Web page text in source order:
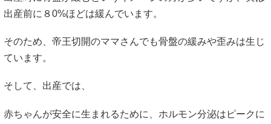
出産前に８0%ほどは緩んでいます。
そのため、帝王切開のママさんでも骨盤の緩みや歪みは生じ
ています。
そして、出産では、
赤ちゃんが安全に生まれるために、ホルモン分泌はピークに